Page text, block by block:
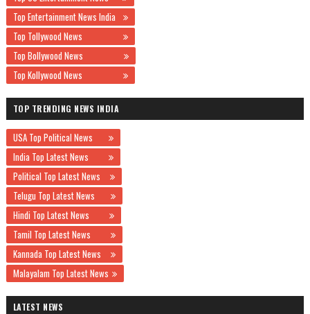
Top Entertainment News India
Top Tollywood News
Top Bollywood News
Top Kollywood News
TOP TRENDING NEWS INDIA
USA Top Political News
India Top Latest News
Political Top Latest News
Telugu Top Latest News
Hindi Top Latest News
Tamil Top Latest News
Kannada Top Latest News
Malayalam Top Latest News
LATEST NEWS